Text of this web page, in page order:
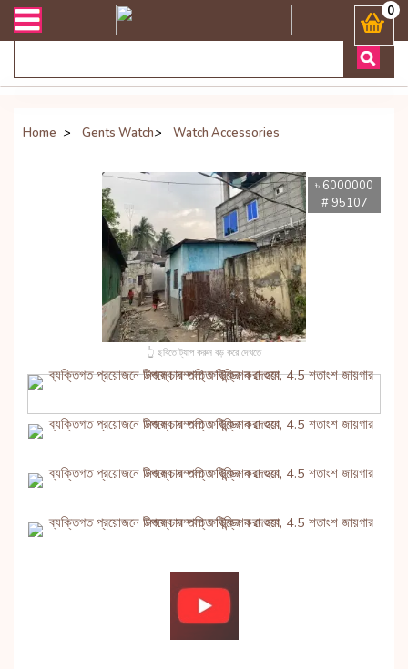
সংক্রান্ত যেকোনো জিজ্ঞাসায় কল করুনঃ ( Whatsapp ) 0
Home > Gents Watch> Watch Accessories
৳ 6000000
# 95107
👆 ছবিতে ট্যাপ করুন বড় করে দেখতে